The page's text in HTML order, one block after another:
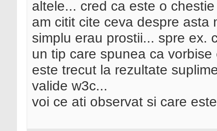
altele... cred ca este o
am citit cite ceva despre asta
simplu erau prostii... spre ex.
un tip care spunea ca
este trecut la rezultate
valide w3c...
voi ce ati observat si care